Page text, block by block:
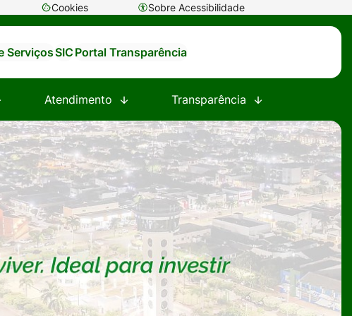
Cookies
Abrir
de
cookies
Sobre Acessibilidade
ServiçosSIC Portal Transparência
Atendimento Transparência